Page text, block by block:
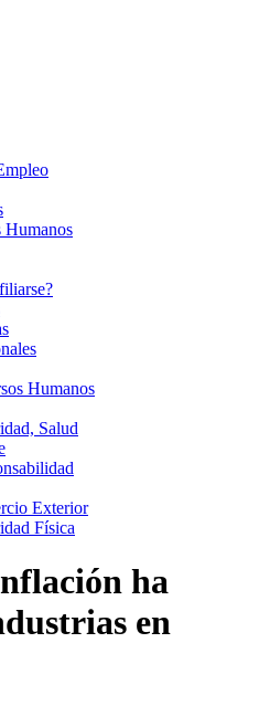
Humanos
Humanos
Salud
Exterior
Física
ha
en